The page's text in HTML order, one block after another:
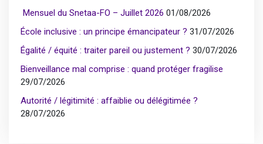
Mensuel du Snetaa-FO – Juillet 2026 01/08/2026
École inclusive : un principe émancipateur ? 31/07/2026
Égalité / équité : traiter pareil ou justement ? 30/07/2026
Bienveillance mal comprise : quand protéger fragilise
29/07/2026
Autorité / légitimité : affaiblie ou délégitimée ?
28/07/2026